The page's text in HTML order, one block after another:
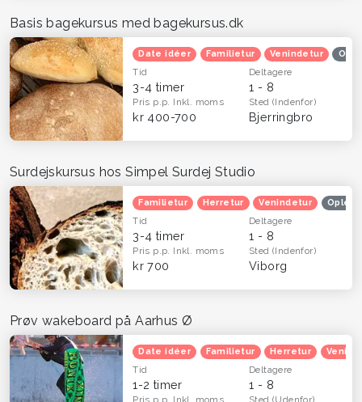
Basis bagekursus med bagekursus.dk
Date idéer Familietur Venindetur
Tid
3-4 timer
Deltagere
1 - 8
Pris p.p. Inkl. moms
kr 400-700
Sted(Indenfor)
Bjerringbro
Surdejskursus hos Simpel Surdej Studio
Familietur Herretur Venindetur
Tid
3-4 timer
Deltagere
1 - 8
Pris p.p. Inkl. moms
kr 700
Sted(Indenfor)
Viborg
Prøv wakeboard på Aarhus Ø
Date idéer Familietur Herretur
Tid
1-2 timer
Deltagere
1 - 8
Pris p.p. Inkl. moms Sted(Udenfor)